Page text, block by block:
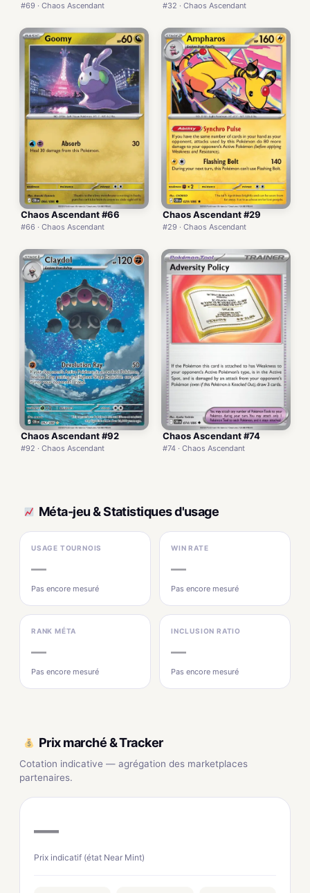
#69 · Chaos Ascendant #32 · Chaos Ascendant
Chaos Ascendant #66
#66 · Chaos Ascendant
Chaos Ascendant #29
#29 · Chaos Ascendant
Chaos Ascendant #92
#92 · Chaos Ascendant
Chaos Ascendant #74
#74 · Chaos Ascendant
Méta-jeu & Statistiques d'usage
USAGE TOURNOIS
—
Pas encore mesuré
WIN RATE
—
Pas encore mesuré
RANK MÉTA
—
Pas encore mesuré
INCLUSION RATIO
—
Pas encore mesuré
Prix marché & Tracker
Cotation indicative — agrégation des marketplaces
partenaires.
—
Prix indicatif (état Near Mint)